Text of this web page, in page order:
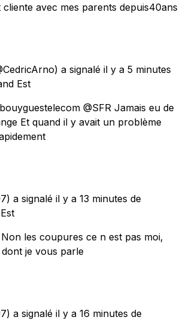
avec mes parents depuis40ans
a signalé il y a 5 minutes
Est
@SFR Jamais eu de
Et quand il y avait un problème
a signalé il y a 13 minutes de
Non les coupures ce n est pas moi,
je vous parle
a signalé il y a 16 minutes de